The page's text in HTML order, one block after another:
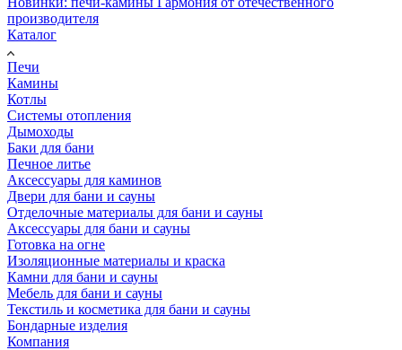
производителя
Каталог
Печи
Камины
Котлы
Системы отопления
Дымоходы
Баки для бани
Печное литье
Аксессуары для каминов
Двери для бани и сауны
Отделочные материалы для бани и сауны
Аксессуары для бани и сауны
Готовка на огне
Изоляционные материалы и краска
Камни для бани и сауны
Мебель для бани и сауны
Текстиль и косметика для бани и сауны
Бондарные изделия
Компания